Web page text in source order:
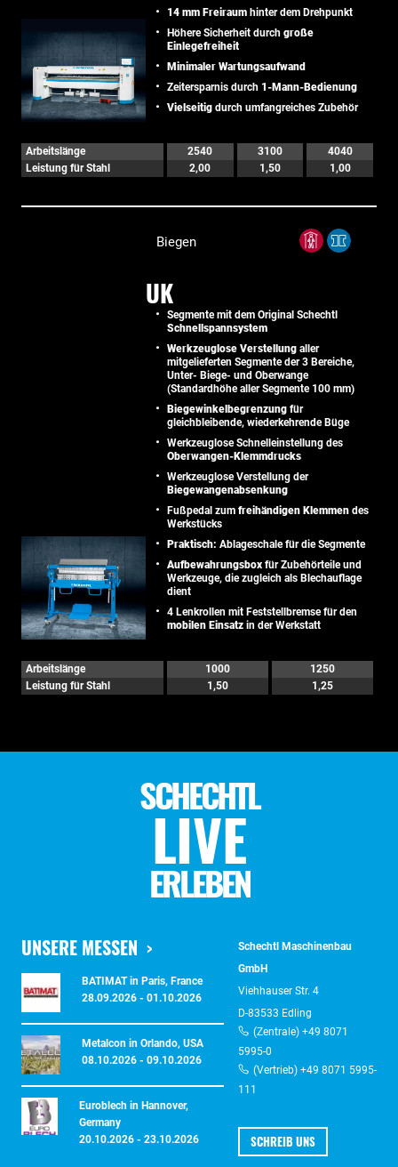
14 mm Freiraum hinter dem Drehpunkt
Höhere Sicherheit durch große
Einlegefreiheit
Minimaler Wartungsaufwand
Zeitersparnis durch 1-Mann-Bedienung
Vielseitig durch umfangreiches Zubehör
Arbeitslänge 2540 3100
4040
Leistung für Stahl
2,00 1,50 1,00
Biegen
UK
Segmente mit dem Original Schechtl
Schnellspannsystem
Werkzeuglose Verstellung aller
mitgelieferten Segmente der 3 Bereiche,
Unter- Biege- und Oberwange
(Standardhöhe aller Segmente 100 mm)
Biegewinkelbegrenzung für
gleichbleibende, wiederkehrende Büge
Werkzeuglose Schnelleinstellung des
Oberwangen-Klemmdrucks
Werkzeuglose Verstellung der
Biegewangenabsenkung
Fußpedal zum freihändigen Klemmen des
Werkstücks
Praktisch: Ablageschale für die Segmente
Aufbewahrungsbox für Zubehörteile und
Werkzeuge, die zugleich als Blechauflage
dient
4 Lenkrollen mit Feststellbremse für den
mobilen Einsatz in der Werkstatt
Arbeitslänge 1000
1250
Leistung für Stahl
1,50 1,25
SCHECHTL
LIVE
ERLEBEN
UNSERE MESSEN
BATIMAT in Paris, France
28.09.2026 - 01.10.2026
Metalcon in Orlando, USA
08.10.2026 - 09.10.2026
Euroblech in Hannover,
Germany
20.10.2026 - 23.10.2026
Schechtl Maschinenbau
GmbH
Viehhauser Str. 4
D-83533 Edling
(Zentrale) +49 8071
5995-0
(Vertrieb) +49 8071 5995-
111
SCHREIB UNS